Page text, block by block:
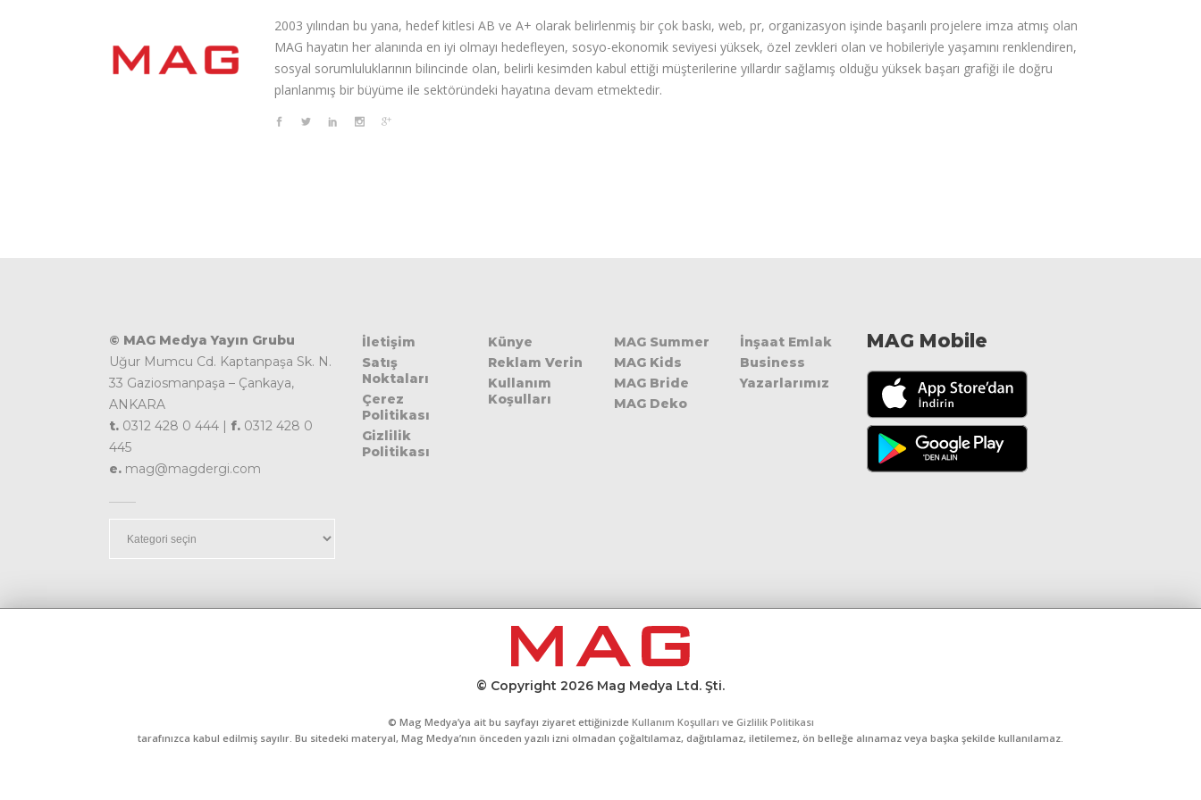
2003 yılından bu yana, hedef kitlesi AB ve A+ olarak belirlenmiş bir çok baskı, web, pr, organizasyon işinde başarılı projelere imza atmış olan
MAG hayatın her alanında en iyi olmayı hedefleyen, sosyo-ekonomik seviyesi yüksek, özel zevkleri olan ve hobileriyle yaşamını renklendiren,
sosyal sorumluluklarının bilincinde olan, belirli kesimden kabul ettiği müşterilerine yıllardır sağlamış olduğu yüksek başarı grafiği ile doğru
planlanmış bir büyüme ile sektöründeki hayatına devam etmektedir.
© MAG Medya Yayın Grubu
Uğur Mumcu Cd. Kaptanpaşa Sk. N.
33 Gaziosmanpaşa – Çankaya,
ANKARA
t. 0312 428 0 444 | f. 0312 428 0
445
e. mag@magdergi.com
İletişim
Satış
Noktaları
Çerez
Politikası
Gizlilik
Politikası
Künye
Reklam Verin
Kullanım
Koşulları
MAG Summer
MAG Kids
MAG Bride
MAG Deko
İnşaat Emlak
Business
Yazarlarımız
MAG Mobile
© Copyright 2026 Mag Medya Ltd. Şti.
© Mag Medya’ya ait bu sayfayı ziyaret ettiğinizde Kullanım Koşulları ve Gizlilik Politikası
tarafınızca kabul edilmiş sayılır. Bu sitedeki materyal, Mag Medya’nın önceden yazılı izni olmadan çoğaltılamaz, dağıtılamaz, iletilemez, ön belleğe alınamaz veya başka şekilde kullanılamaz.